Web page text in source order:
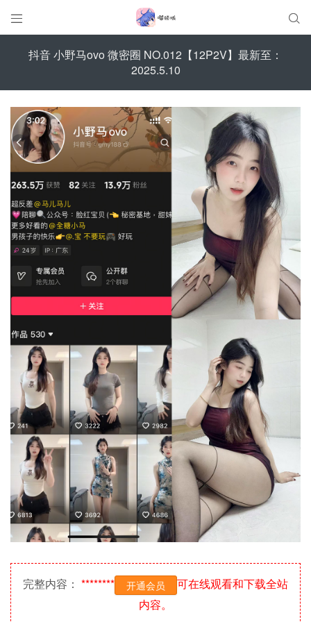
 
抖音 小野马ovo 微密圈 NO.012【12P2V】最新至：
2025.5.10
完整内容： ******** 开通会员
可在线观看和下载全站
内容。